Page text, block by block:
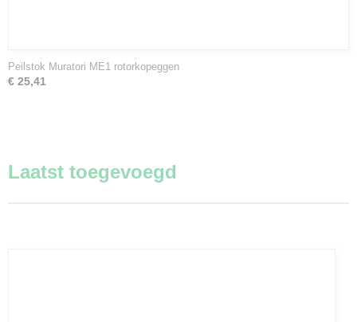
Peilstok Muratori ME1 rotorkopeggen
€ 25,41
Laatst toegevoegd